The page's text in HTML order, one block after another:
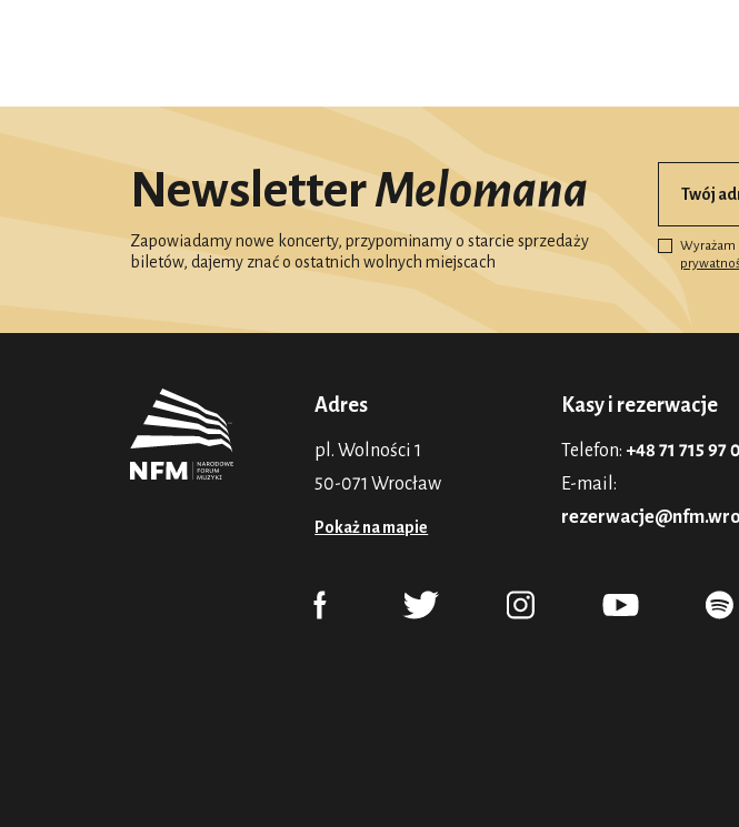
NewsletterMelomana
Zapowiadamy nowe koncerty, przypominamy o starcie sprzedaży
biletów, dajemy znać o ostatnich wolnych miejscach
Wyrażam
Adres
pl. Wolności 1
50-071 Wrocław
Pokaż na mapie
Kasy i rezerwacje
Telefon: +48 71 715 97
E-mail: